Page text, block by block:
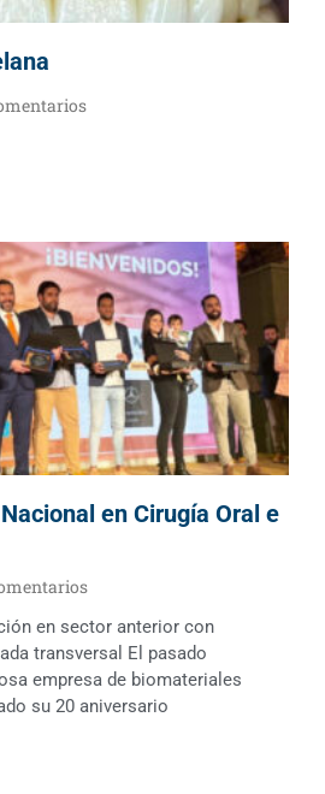
en Cirugía Oral e
en sector anterior con
transversal El pasado
empresa de biomateriales
su 20 aniversario